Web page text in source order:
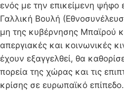
ενός με την επικείμενη ψήφο
Γαλλική Βουλή
μη της κυβέρνησης Μπαϊρού
απεργιακές και κοινωνικές
έχουν εξαγγελθεί, θα
πορεία της χώρας και τις
κρίσης σε ευρωπαϊκό επίπεδο.